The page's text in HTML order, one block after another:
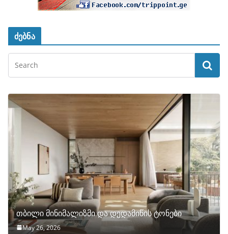
ძებნა
თბილი მინიმალიზმი და დედამიწის ტონები
May 26, 2026